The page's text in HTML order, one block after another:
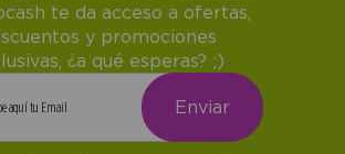
te da acceso a ofertas,
y promociones
¿a qué esperas? ;)